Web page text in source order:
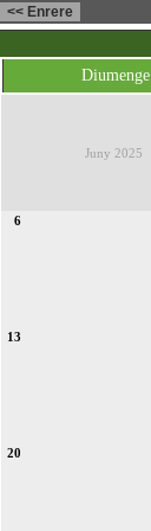
Diumenge
Juny 2025
6
13
20